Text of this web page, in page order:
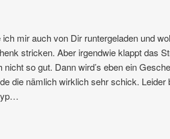
mir auch von Dir runtergeladen und
stricken. Aber irgendwie klappt das
nicht so gut. Dann wird’s eben ein
die nämlich wirklich sehr schick. Leider